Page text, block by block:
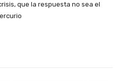
que la respuesta no sea el